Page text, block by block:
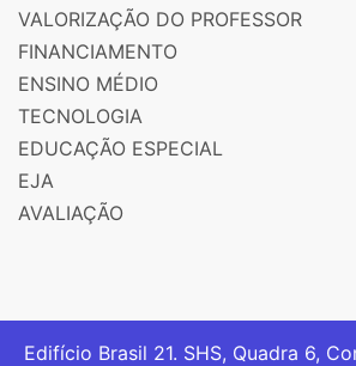
VALORIZAÇÃO DO PROFESSOR
FINANCIAMENTO
ENSINO MÉDIO
TECNOLOGIA
EDUCAÇÃO ESPECIAL
EJA
AVALIAÇÃO
Edifício Brasil 21. SHS, Quadra 6,